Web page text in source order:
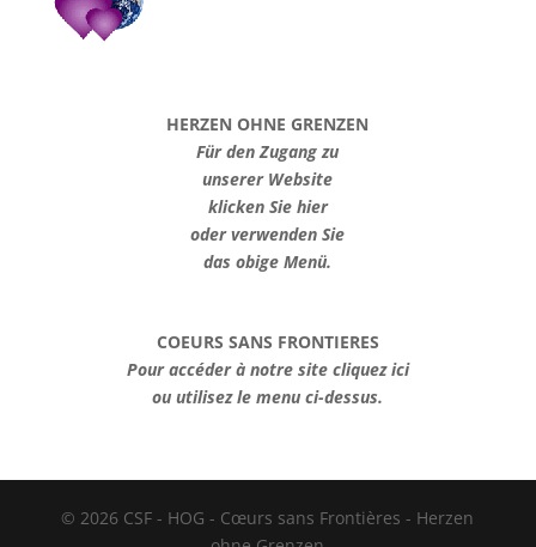
HERZEN OHNE GRENZEN
Für den Zugang zu
unserer Website
klicken Sie hier
oder verwenden Sie
das obige Menü.
COEURS SANS FRONTIERES
Pour accéder à notre site cliquez ici
ou utilisez le menu ci-dessus.
© 2026 CSF - HOG - Cœurs sans Frontières - Herzen